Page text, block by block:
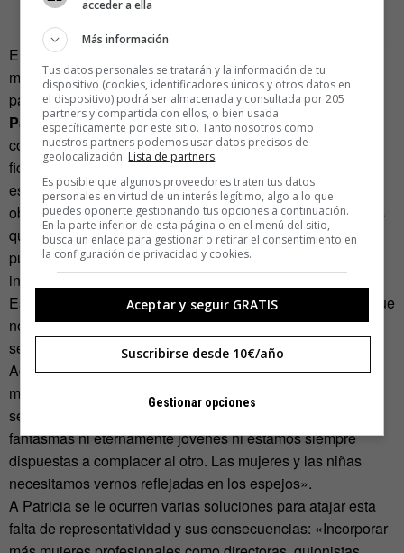
En el cine, la situación no es más paritaria. Los datos que
maneja TEDxBcN apuntan a que apenas el 31% de los
papeles protagonistas son femeninos.
Patricia Soley-Beltrán, socióloga, escritora y exmodelo
considera que en la mayoría de estas películas y series de
ficción «se sigue reflejando la feminidad como un
espectáculo y la masculinidad como agente de poder:
objetos femeninos a contemplar versus sujetos masculinos
que actúan. Si seguimos mirando la realidad desde este
punto de vista sesgado, ¿qué posición resulta la más
interesante para un argumento? ¡No cabe duda!»
Esta falta de representatividad de las mujeres considera que
no es baladí: «Continúa afectando a la realidad social
sesgándola y perpetuando la desigualdad. Como decía
Adrienne Rich, cuando te miras en un espejo (como los
medios de comunicación y la ficción) y no te ves reflejada,
se produce un grave desequilibrio interior. No somos ni
fantasmas ni eternamente jóvenes ni estamos siempre
dispuestas a complacer al otro. Las mujeres y las niñas
necesitamos vernos reflejadas en los espejos».
A Patricia se le ocurren varias soluciones para atajar esta
falta de representatividad y sus consecuencias: «Incorporar
acceder a ella
Más información
Tus datos personales se tratarán y la información de tu
dispositivo (cookies, identificadores únicos y otros datos en
el dispositivo) podrá ser almacenada y consultada por 205
partners y compartida con ellos, o bien usada
específicamente por este sitio. Tanto nosotros como
nuestros partners podemos usar datos precisos de
geolocalización. Lista de partners.
Es posible que algunos proveedores traten tus datos
personales en virtud de un interés legítimo, algo a lo que
puedes oponerte gestionando tus opciones a continuación.
En la parte inferior de esta página o en el menú del sitio,
busca un enlace para gestionar o retirar el consentimiento en
la configuración de privacidad y cookies.
Aceptar y seguir GRATIS
Suscribirse desde 10€/año
Gestionar opciones